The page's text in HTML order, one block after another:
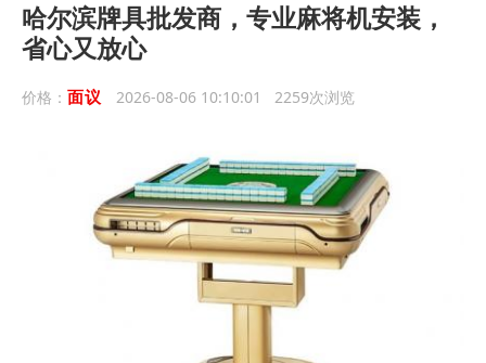
哈尔滨牌具批发商，专业麻将机安装，
省心又放心
价格： 面议 2026-08-06 10:10:01 2259次浏览